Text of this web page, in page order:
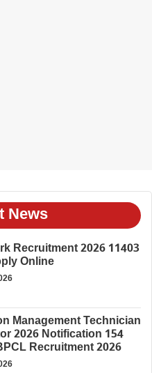
News
Recruitment 2026 11403
Online
Management Technician
2026 Notification 154
Recruitment 2026